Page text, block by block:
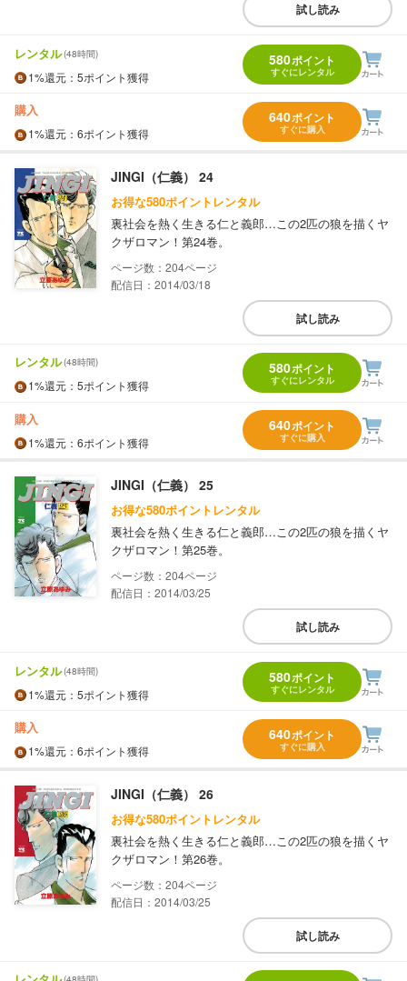
試し読み
レンタル(48時間)
1%還元 ：5ポイント獲得
580ポイント
すぐにレンタル
購入
1%還元 ：6ポイント獲得
640ポイント
すぐに購入
JINGI（仁義） 24
お得な580ポイントレンタル
裏社会を熱く生きる仁と義郎…この2匹の狼を描くヤ
クザロマン！第24巻。
204
配信日：2014/03/18
試し読み
レンタル(48時間)
1%還元 ：5ポイント獲得
580ポイント
すぐにレンタル
購入
1%還元 ：6ポイント獲得
640ポイント
すぐに購入
JINGI（仁義） 25
お得な580ポイントレンタル
裏社会を熱く生きる仁と義郎…この2匹の狼を描くヤ
クザロマン！第25巻。
204
配信日：2014/03/25
試し読み
レンタル(48時間)
1%還元 ：5ポイント獲得
580ポイント
すぐにレンタル
購入
1%還元 ：6ポイント獲得
640ポイント
すぐに購入
JINGI（仁義） 26
お得な580ポイントレンタル
裏社会を熱く生きる仁と義郎…この2匹の狼を描くヤ
クザロマン！第26巻。
204
配信日：2014/03/25
試し読み